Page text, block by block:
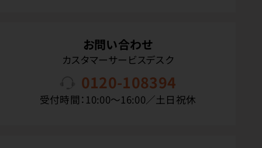
お問い合わせ
カスタマーサービスデスク
0120-108394
受付時間：10:00〜16:00／土日祝休